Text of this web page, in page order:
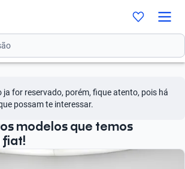
ja for reservado, porém, fique atento, pois há
possam te interessar.
modelos que temos
fiat!